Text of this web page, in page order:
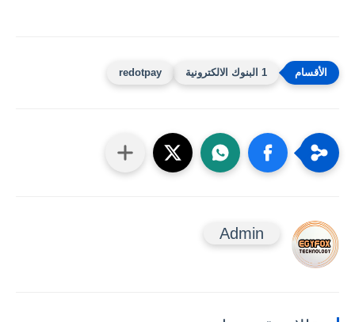
1 البنوك الالكترونية redotpay
Admin